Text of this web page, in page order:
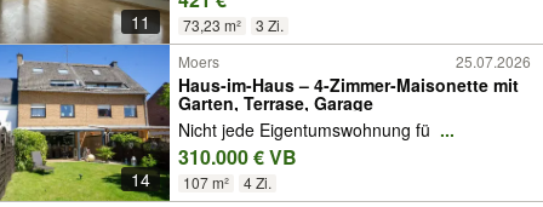
11 73,23 m² 3 Zi.
14
Moers 25.07.2026
Haus-im-Haus – 4-Zimmer-Maisonette mit
Garten, Terrase, Garage
Nicht jede Eigentumswohnung fü ...
310.000 € VB
107 m²
4 Zi.